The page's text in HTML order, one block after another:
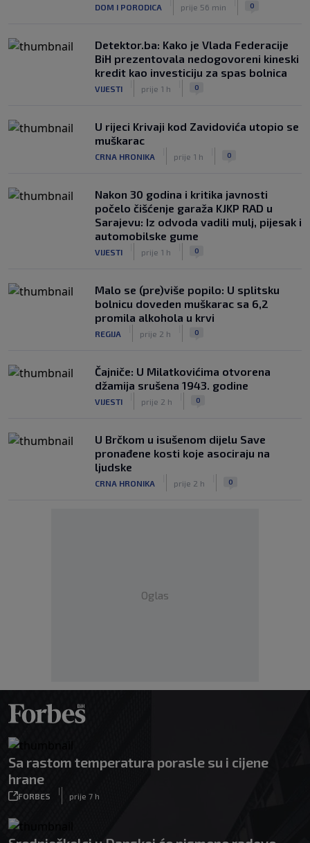
DOM I PORODICA prije 56 min 0
Detektor.ba: Kako je Vlada Federacije
BiH prezentovala nedogovoreni kineski
kredit kao investiciju za spas bolnica
VIJESTI prije 1 h 0
U rijeci Krivaji kod Zavidovića utopio se
muškarac
CRNA HRONIKA prije 1 h 0
Nakon 30 godina i kritika javnosti
počelo čišćenje garaža KJKP RAD u
Sarajevu: Iz odvoda vadili mulj, pijesak i
automobilske gume
VIJESTI prije 1 h 0
Malo se (pre)više popilo: U splitsku
bolnicu doveden muškarac sa 6,2
promila alkohola u krvi
REGIJA prije 2 h 0
Čajniče: U Milatkovićima otvorena
džamija srušena 1943. godine
VIJESTI prije 2 h 0
U Brčkom u isušenom dijelu Save
pronađene kosti koje asociraju na
ljudske
CRNA HRONIKA prije 2 h 0
Oglas
Sa rastom temperatura porasle su i cijene
hrane
FORBES
|
prije 7 h